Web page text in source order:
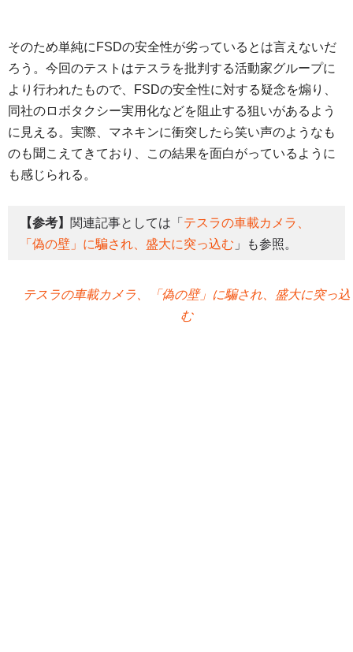
そのため単純にFSDの安全性が劣っているとは言えないだ
ろう。今回のテストはテスラを批判する活動家グループに
より行われたもので、FSDの安全性に対する疑念を煽り、
同社のロボタクシー実用化などを阻止する狙いがあるよう
に見える。実際、マネキンに衝突したら笑い声のようなも
のも聞こえてきており、この結果を面白がっているように
も感じられる。
【参考】 関連記事としては「 テスラの車載カメラ、
「偽の壁」に騙され、盛大に突っ込む 」も参照。
テスラの車載カメラ、「偽の壁」に騙され、盛大に突っ込
む